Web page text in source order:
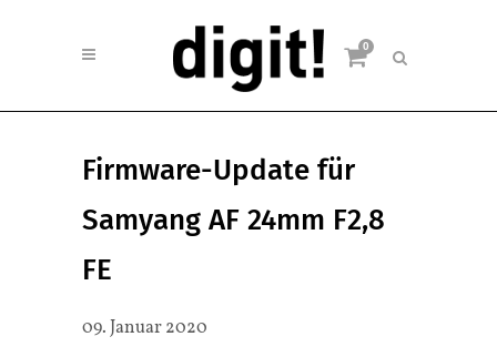
0
Firmware-Update für
Samyang AF 24mm F2,8
FE
09. Januar 2020